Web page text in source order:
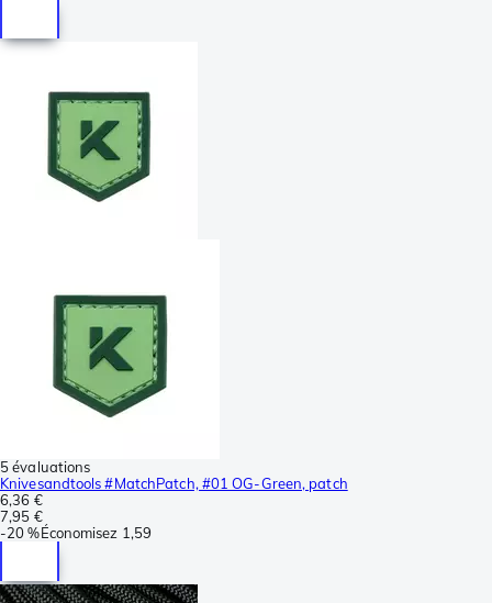
5 évaluations
Knivesandtools #MatchPatch, #01 OG-Green, patch
6,36 €
7,95 €
-20 %Économisez 1,59